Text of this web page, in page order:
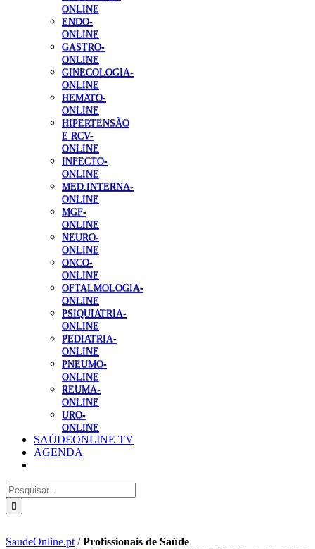
ONLINE
ENDO-
ONLINE
GASTRO-
ONLINE
GINECOLOGIA-
ONLINE
HEMATO-
ONLINE
HIPERTENSÃO
E RCV-
ONLINE
INFECTO-
ONLINE
MED.INTERNA-
ONLINE
MGF-
ONLINE
NEURO-
ONLINE
ONCO-
ONLINE
OFTALMOLOGIA-
ONLINE
PSIQUIATRIA-
ONLINE
PEDIATRIA-
ONLINE
PNEUMO-
ONLINE
REUMA-
ONLINE
URO-
ONLINE
SAÚDEONLINE TV
AGENDA
Pesquisar
SaudeOnline.pt /Profissionais de Saúde